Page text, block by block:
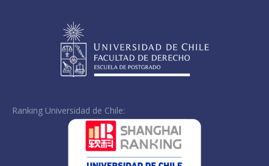
Ranking Universidad de Chile: